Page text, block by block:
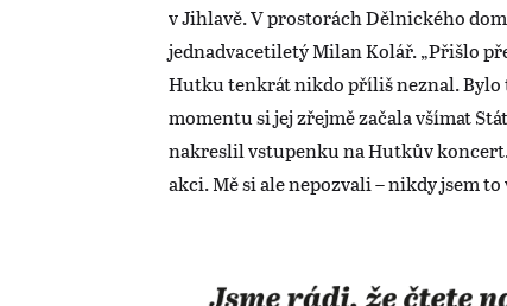
v Jihlavě. V prostorách Dělnického
jednadvacetiletý Milan Kolář. „Přišlo
Hutku tenkrát nikdo příliš neznal. Bylo
momentu si jej zřejmě začala všímat
nakreslil vstupenku na Hutkův
akci. Mě si ale nepozvali – nikdy jsem